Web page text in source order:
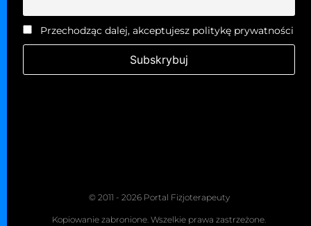
Przechodząc dalej, akceptujesz politykę prywatności
© 2011 - 2026 Portal Fizjoterapeuty
Kopiowanie zabronione. Wszelkie prawa zastrzeżone.